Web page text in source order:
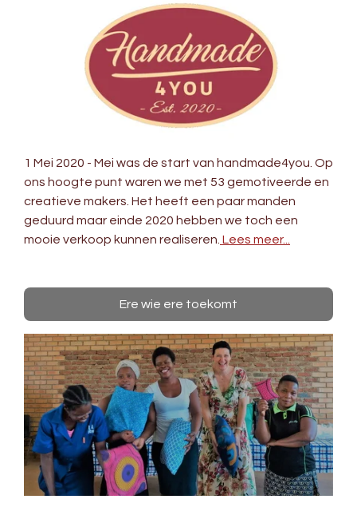
1 Mei 2020 - Mei was de start van handmade4you. Op
ons hoogte punt waren we met 53 gemotiveerde en
creatieve makers. Het heeft een paar manden
geduurd maar einde 2020 hebben we toch een
mooie verkoop kunnen realiseren. Lees meer...
Ere wie ere toekomt